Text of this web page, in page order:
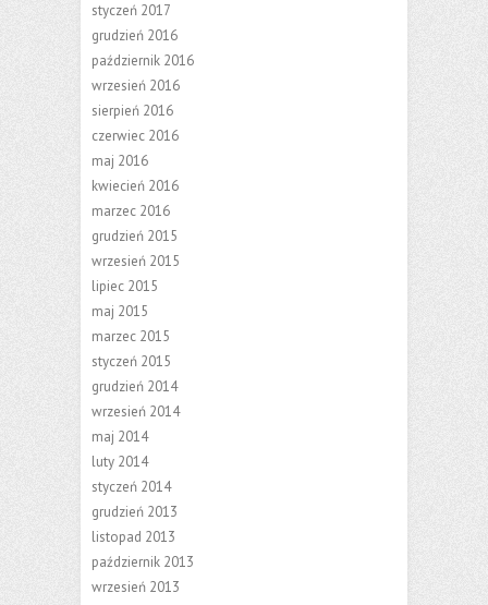
styczeń 2017
grudzień 2016
październik 2016
wrzesień 2016
sierpień 2016
czerwiec 2016
maj 2016
kwiecień 2016
marzec 2016
grudzień 2015
wrzesień 2015
lipiec 2015
maj 2015
marzec 2015
styczeń 2015
grudzień 2014
wrzesień 2014
maj 2014
luty 2014
styczeń 2014
grudzień 2013
listopad 2013
październik 2013
wrzesień 2013